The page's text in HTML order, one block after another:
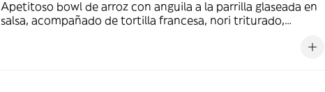
Apetitoso bowl de arroz con anguila a la parrilla glaseada en
salsa, acompañado de tortilla francesa, nori triturado,